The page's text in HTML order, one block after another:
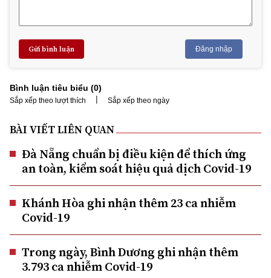
Gửi bình luận Đăng nhập
Bình luận tiêu biểu (0)
Sắp xếp theo lượt thích | Sắp xếp theo ngày
BÀI VIẾT LIÊN QUAN
Đà Nẵng chuẩn bị điều kiện để thích ứng
an toàn, kiểm soát hiệu quả dịch Covid-19
Khánh Hòa ghi nhận thêm 23 ca nhiễm
Covid-19
Trong ngày, Bình Dương ghi nhận thêm
3.793 ca nhiễm Covid-19